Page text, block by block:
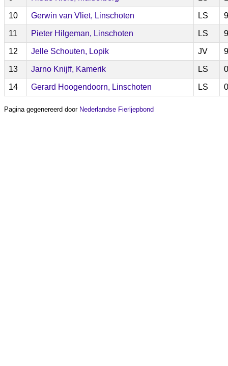
10 Gerwin van Vliet, Linschoten LS
11 Pieter Hilgeman, Linschoten LS
12 Jelle Schouten, Lopik JV
13 Jarno Knijff, Kamerik LS
14 Gerard Hoogendoorn, Linschoten LS
Pagina gegenereerd door Nederlandse Fierljepbond